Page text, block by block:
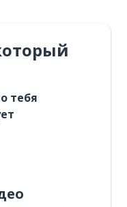
тебя